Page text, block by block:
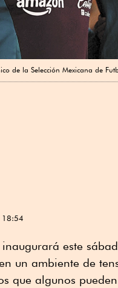
de la Selección Mexicana de
inaugurará este
un ambiente de
que algunos